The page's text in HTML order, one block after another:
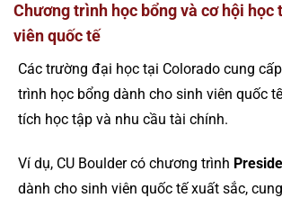
Chương trình học bổng và cơ hội học
viên quốc tế
Các trường đại học tại Colorado cung
trình học bổng dành cho sinh viên quốc
tích học tập và nhu cầu tài chính.
Ví dụ, CU Boulder có chương trình
dành cho sinh viên quốc tế xuất sắc,